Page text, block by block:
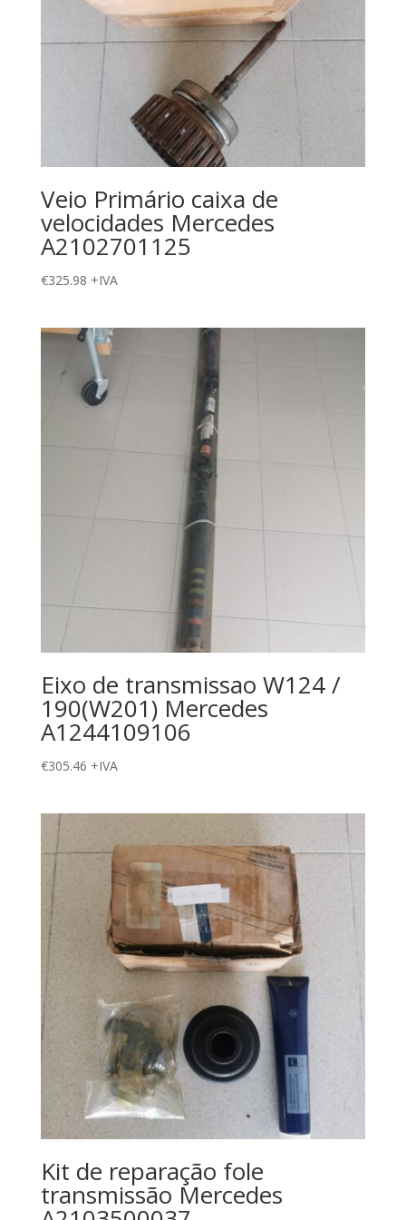
Veio Primário caixa de
velocidades Mercedes
A2102701125
€325.98 +IVA
Eixo de transmissao W124 /
190(W201) Mercedes
A1244109106
€305.46 +IVA
Kit de reparação fole
transmissão Mercedes